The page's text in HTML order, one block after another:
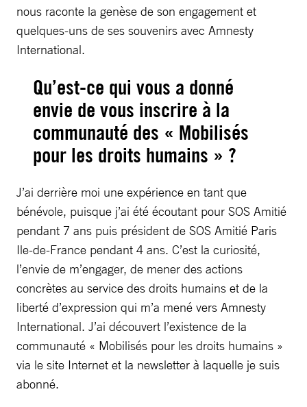
nous raconte la genèse de son engagement et
quelques-uns de ses souvenirs avec Amnesty
International.
Qu’est-ce qui vous a donné
envie de vous inscrire à la
communauté des « Mobilisés
pour les droits humains » ?
J’ai derrière moi une expérience en tant que
bénévole, puisque j’ai été écoutant pour SOS Amitié
pendant 7 ans puis président de SOS Amitié Paris
Ile-de-France pendant 4 ans. C’est la curiosité,
l’envie de m’engager, de mener des actions
concrètes au service des droits humains et de la
liberté d’expression qui m’a mené vers Amnesty
International. J’ai découvert l’existence de la
communauté « Mobilisés pour les droits humains »
via le site Internet et la newsletter à laquelle je suis
abonné.